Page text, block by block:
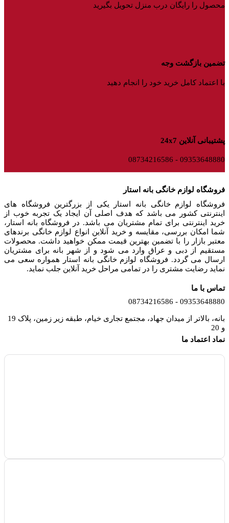
محصول را رایگان درب منزل تحویل بگیرید
تضمین بازگشت وجه
با اعتماد کامل خرید خود را انجام دهید
پشتیبانی آنلاین 24x7
09353648880 - 08734216586
فروشگاه لوازم خانگی بانه استار
فروشگاه لوازم خانگی بانه استار یکی از بزرگترین فروشگاه های
اینترنتی کشور می باشد که هدف اصلی آن ایجاد یک تجربه خوب از
خرید اینترنتی برای تمام مشتریان می باشد. در فروشگاه بانه استار،
شما امکان بررسی، مقایسه و خرید آنلاین انواع لوازم خانگی برندهای
معتبر بازار را با تضمین بهترین قیمت ممکن خواهید داشت. محصولات
مستقیم از دبی و عراق وارد می شود و از شهر بانه برای مشتریان
ارسال می گردد. فروشگاه لوازم خانگی بانه استار همواره سعی می
نماید رضایت مشتری را در تمامی مراحل خرید آنلاین جلب نماید.
تماس با ما
09353648880 - 08734216586
بانه، بالاتر از میدان جهاد، مجتمع تجاری خیام، طبقه زیر زمین، پلاک 19
و 20
نماد اعتماد ما